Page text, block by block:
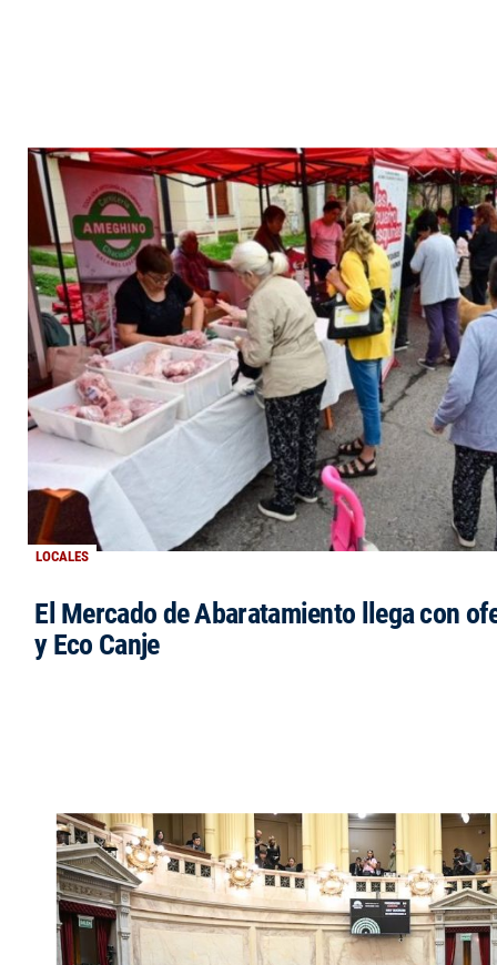
LOCALES
El Mercado de Abaratamiento llega con
y Eco Canje